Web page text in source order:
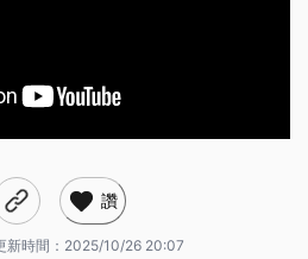
讚
新時間： 2025/10/26 20:07